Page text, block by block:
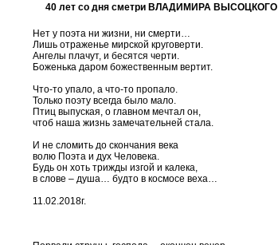
40 лет со дня сметри ВЛАДИМИРА ВЫСОЦКОГО
Нет у поэта ни жизни, ни смерти…
Лишь отраженье мирской круговерти.
Ангелы плачут, и бесятся черти.
Боженька даром божественным вертит.
Что-то упало, а что-то пропало.
Только поэту всегда было мало.
Птиц выпуская, о главном мечтал он,
чтоб наша жизнь замечательней стала.
И не сломить до скончания века
волю Поэта и дух Человека.
Будь он хоть трижды изгой и калека,
в слове – душа… будто в космосе веха…
11.02.2018г.